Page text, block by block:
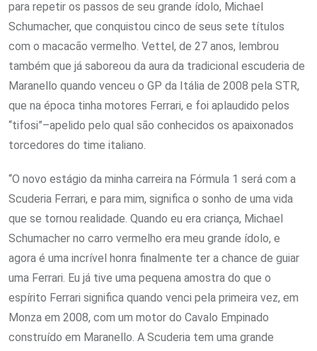
para repetir os passos de seu grande ídolo, Michael
Schumacher, que conquistou cinco de seus sete títulos
com o macacão vermelho. Vettel, de 27 anos, lembrou
também que já saboreou da aura da tradicional escuderia de
Maranello quando venceu o GP da Itália de 2008 pela STR,
que na época tinha motores Ferrari, e foi aplaudido pelos
“tifosi”–apelido pelo qual são conhecidos os apaixonados
torcedores do time italiano.
“O novo estágio da minha carreira na Fórmula 1 será com a
Scuderia Ferrari, e para mim, significa o sonho de uma vida
que se tornou realidade. Quando eu era criança, Michael
Schumacher no carro vermelho era meu grande ídolo, e
agora é uma incrível honra finalmente ter a chance de guiar
uma Ferrari. Eu já tive uma pequena amostra do que o
espírito Ferrari significa quando venci pela primeira vez, em
Monza em 2008, com um motor do Cavalo Empinado
construído em Maranello. A Scuderia tem uma grande